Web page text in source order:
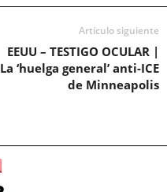
Artículo siguiente
EEUU – TESTIGO OCULAR |
La ‘huelga general’ anti-ICE
de Minneapolis